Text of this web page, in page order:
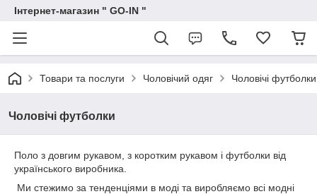
Інтернет-магазин " GO-IN "
Товари та послуги Чоловічий одяг Чоловічі футболки
Чоловічі футболки
Поло з довгим рукавом, з коротким рукавом і футболки від
українського виробника.
Ми стежимо за тенденціями в моді та виробляємо всі модні